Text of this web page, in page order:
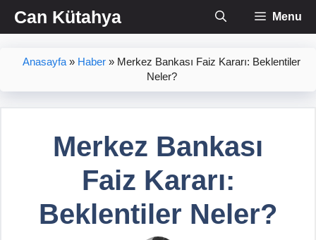
İçeriğe
atlaCan Kütahya Menu
Anasayfa » Haber » Merkez Bankası Faiz Kararı: Beklentiler
Neler?
Merkez Bankası
Faiz Kararı:
Beklentiler Neler?